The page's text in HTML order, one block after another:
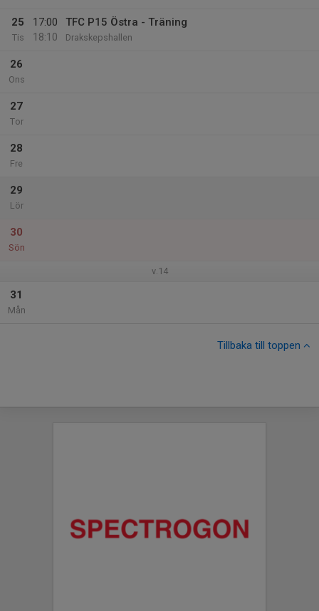
25
Tis
17:00
18:10
TFC P15 Östra - Träning
Drakskepshallen
26
Ons
27
Tor
28
Fre
29
Lör
30
Sön
v.14
31
Mån
Tillbaka till toppen